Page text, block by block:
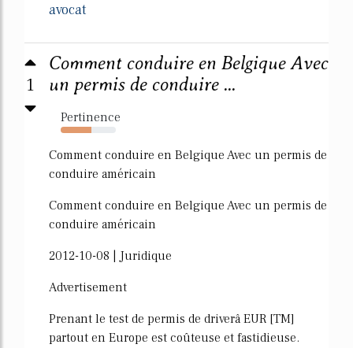
avocat
1
Comment conduire en Belgique Avec
un permis de conduire ...
Pertinence
56%
Comment conduire en Belgique Avec un permis de
conduire américain
Comment conduire en Belgique Avec un permis de
conduire américain
2012-10-08 | Juridique
Advertisement
Prenant le test de permis de driverâ EUR [TM]
partout en Europe est coûteuse et fastidieuse.